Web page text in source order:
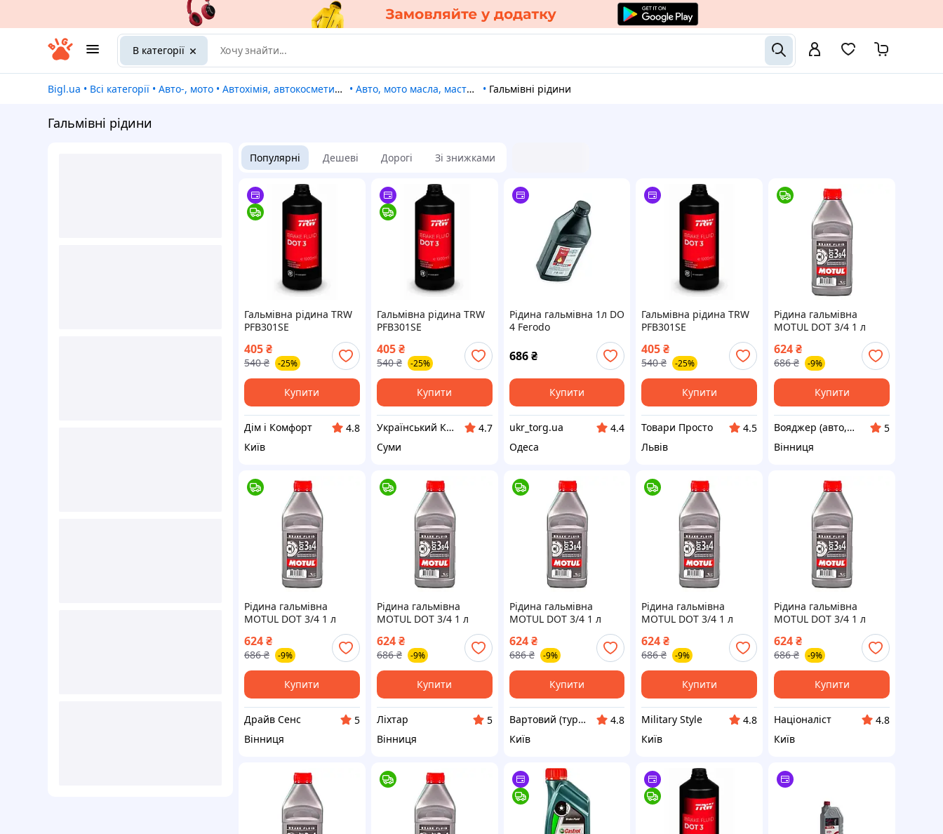
В категорії
Bigl.ua • Всі категорії • Авто-, мото • Автохімія, автокосметика і автомастила • Авто, мото масла, мастила та рідини • Гальмівні рідини
Гальмівні рідини
Популярні Дешеві Дорогі Зі знижками
Гальмівна рідина TRW
PFB301SE
405₴
540 ₴ -25%
Купити
Дім і Комфорт
4.8
Київ
Гальмівна рідина TRW
PFB301SE
405₴
540 ₴ -25%
Купити
Український Кошик
4.7
Суми
Рідина гальмівна 1л DOT-
4 Ferodo
686 ₴
Купити
ukr_torg.ua
4.4
Одеса
Гальмівна рідина TRW
PFB301SE
405₴
540 ₴ -25%
Купити
Товари Просто
4.5
Львів
Рідина гальмівна
MOTUL DOT 3/4 1 л
624₴
686 ₴ -9%
Купити
Вояджер (авто, туризм, спорт)
5
Вінниця
Рідина гальмівна
MOTUL DOT 3/4 1 л
624₴
686 ₴ -9%
Купити
Драйв Сенс
5
Вінниця
Рідина гальмівна
MOTUL DOT 3/4 1 л
624₴
686 ₴ -9%
Купити
Ліхтар
5
Вінниця
Рідина гальмівна
MOTUL DOT 3/4 1 л
624 ₴
686 ₴ -9%
Купити
Вартовий (туризм, полювання та кемпінг)
4.8
Київ
Рідина гальмівна
MOTUL DOT 3/4 1 л
624₴
686 ₴ -9%
Купити
Military Style
4.8
Київ
Рідина гальмівна
MOTUL DOT 3/4 1 л
624₴
686 ₴ -9%
Купити
Націоналіст
4.8
Київ